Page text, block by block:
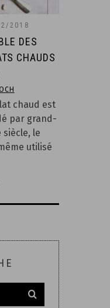
2018
DES
CHAUDS
chaud est
par grand-
siècle, le
utilisé